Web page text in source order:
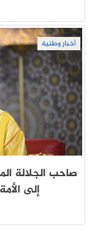
أخبار وطنية
صاحب الجلالة
إلى